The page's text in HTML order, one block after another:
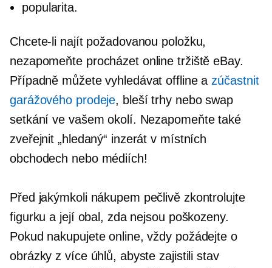
popularita.
Chcete-li najít požadovanou položku,
nezapomeňte procházet online tržiště eBay.
Případně můžete vyhledávat offline a zúčastnit
garážového prodeje, bleší trhy nebo swap
setkání ve vašem okolí. Nezapomeňte také
zveřejnit „hledaný“ inzerát v místních
obchodech nebo médiích!
Před jakýmkoli nákupem pečlivě zkontrolujte
figurku a její obal, zda nejsou poškozeny.
Pokud nakupujete online, vždy požádejte o
obrázky z více úhlů, abyste zajistili stav